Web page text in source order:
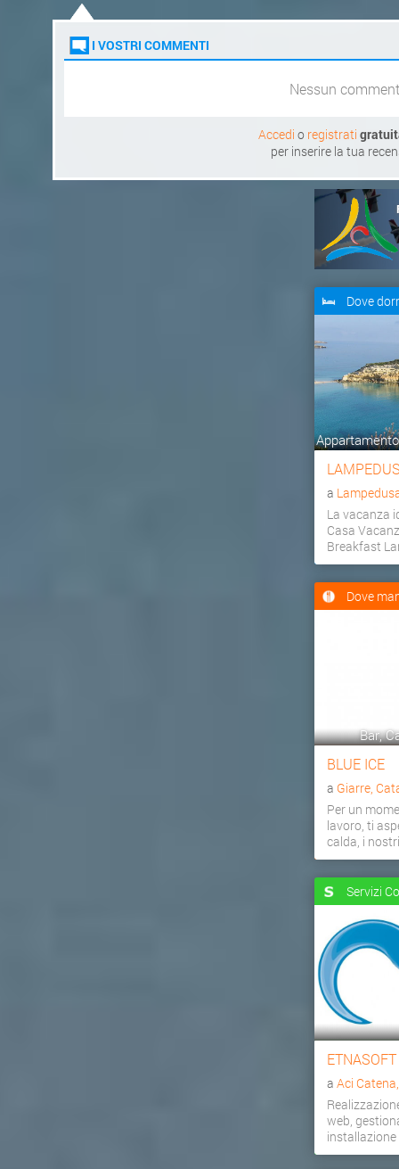
I VOSTRI COMMENTI
Nessun
Accedi o registrati
per inserire la tua
Dove
a
La vacanza
Casa
Breakfast
Dove
Bar,
BLUE ICE
a Giarre,
Per un
lavoro, ti
calda, i
Servizi
ETNASOFT
aAci
web,